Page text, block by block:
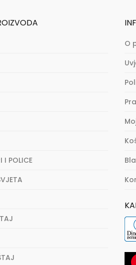
I POLICE
O